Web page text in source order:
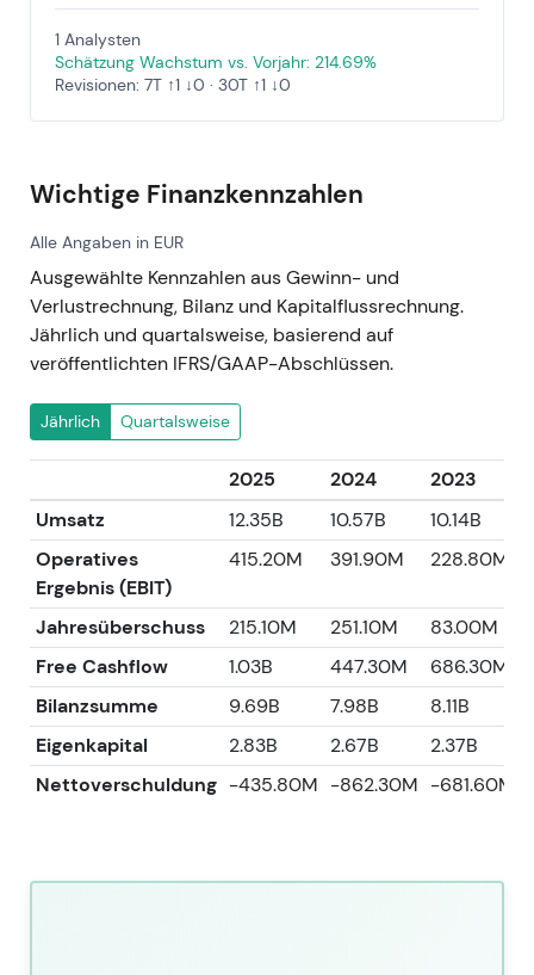
1 Analysten
Schätzung Wachstum vs. Vorjahr: 214.69%
Revisionen: 7T ↑1 ↓0 · 30T ↑1 ↓0
Wichtige Finanzkennzahlen
Alle Angaben in EUR
Ausgewählte Kennzahlen aus Gewinn- und
Verlustrechnung, Bilanz und Kapitalflussrechnung.
Jährlich und quartalsweise, basierend auf
veröffentlichten IFRS/GAAP-Abschlüssen.
Jährlich Quartalsweise
2025 2024 2023
Umsatz
12.35B 10.57B 10.14B
Operatives
Ergebnis (EBIT)
415.20M 391.90M 228.80M
Jahresüberschuss 215.10M 251.10M 83.00M
Free Cashflow
1.03B 447.30M 686.30M
Bilanzsumme
9.69B 7.98B 8.11B
Eigenkapital
2.83B 2.67B 2.37B
Nettoverschuldung -435.80M -862.30M -681.60M